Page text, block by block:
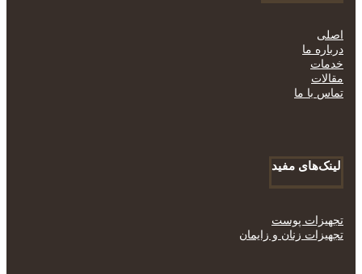
اصلی
درباره ما
خدمات
مقالات
تماس با ما
لینک‌های مفید
تجهیزات پوست
تجهیزات زنان و زایمان